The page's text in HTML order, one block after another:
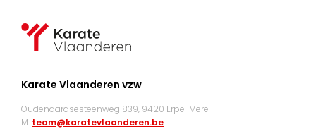
Karate Vlaanderen vzw
Oudenaardsesteenweg 839, 9420 Erpe-Mere
M: team@karatevlaanderen.be